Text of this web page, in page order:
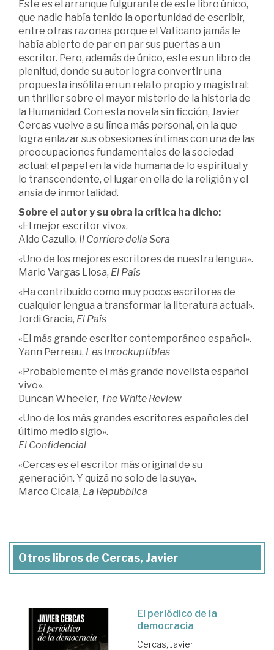
Este es el arranque fulgurante de este libro único,
que nadie había tenido la oportunidad de escribir,
entre otras razones porque el Vaticano jamás le
había abierto de par en par sus puertas a un
escritor. Pero, además de único, este es un libro de
plenitud, donde su autor logra convertir una
propuesta insólita en un relato propio y magistral:
un thriller sobre el mayor misterio de la historia de
la Humanidad. Con esta novela sin ficción, Javier
Cercas vuelve a su línea más personal, en la que
logra enlazar sus obsesiones íntimas con una de las
preocupaciones fundamentales de la sociedad
actual: el papel en la vida humana de lo espiritual y
lo transcendente, el lugar en ella de la religión y el
ansia de inmortalidad.
Sobre el autor y su obra la crítica ha dicho:
«El mejor escritor vivo».
Aldo Cazullo, Il Corriere della Sera
«Uno de los mejores escritores de nuestra lengua».
Mario Vargas Llosa, El País
«Ha contribuido como muy pocos escritores de
cualquier lengua a transformar la literatura actual».
Jordi Gracia, El País
«El más grande escritor contemporáneo español».
Yann Perreau, Les Inrockuptibles
«Probablemente el más grande novelista español
vivo».
Duncan Wheeler, The White Review
«Uno de los más grandes escritores españoles del
último medio siglo».
El Confidencial
«Cercas es el escritor más original de su
generación. Y quizá no solo de la suya».
Marco Cicala, La Repubblica
Otros libros de Cercas, Javier
El periódico de la
democracia
Cercas, Javier